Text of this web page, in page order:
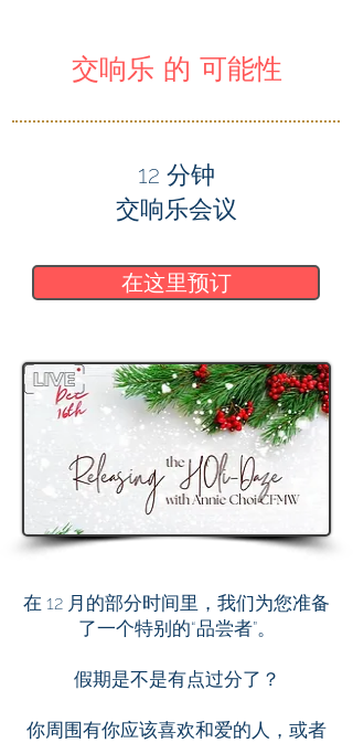
交响乐 的 可能性
12 分钟
交响乐会议
在这里预订
在 12 月的部分时间里，我们为您准备
了一个特别的“品尝者”。
假期是不是有点过分了？
你周围有你应该喜欢和爱的人，或者